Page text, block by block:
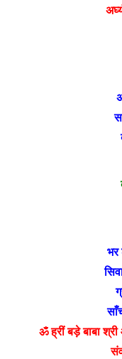
भर
ॐ ह्रीं बड़े बाबा